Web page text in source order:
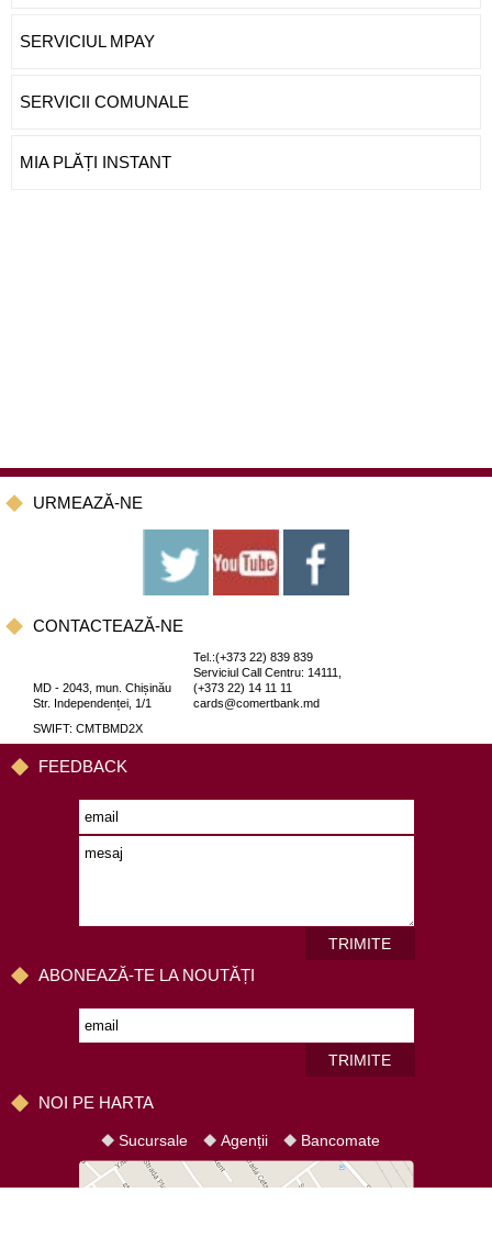
SERVICIUL MPAY
SERVICII COMUNALE
MIA PLĂȚI INSTANT
URMEAZĂ-NE
CONTACTEAZĂ-NE
MD - 2043, mun. Chișinău
Str. Independenței, 1/1
Tel.:(+373 22) 839 839
Serviciul Call Centru: 14111,
(+373 22) 14 11 11
cards@comertbank.md
SWIFT: CMTBMD2X
FEEDBACK
TRIMITE
ABONEAZĂ-TE LA NOUTĂȚI
TRIMITE
NOI PE HARTA
Sucursale Agenții Bancomate